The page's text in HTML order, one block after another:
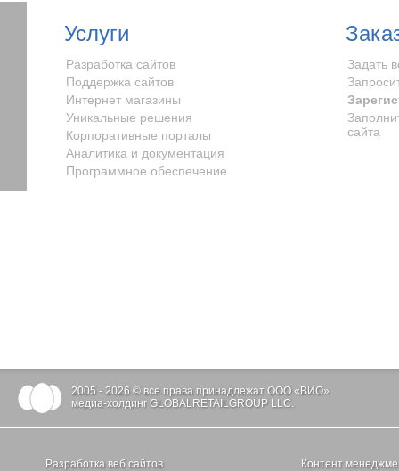
Услуги
Разработка сайтов
Поддержка сайтов
Интернет магазины
Уникальные решения
Корпоративные порталы
Аналитика и документация
Программное обеспечение
Задать
сайта
2005 - 2026 © все права принадлежат ООО «ВИО»
медиа-холдинг GLOBALRETAILGROUP LLC.
Разработка веб сайтов
Контент